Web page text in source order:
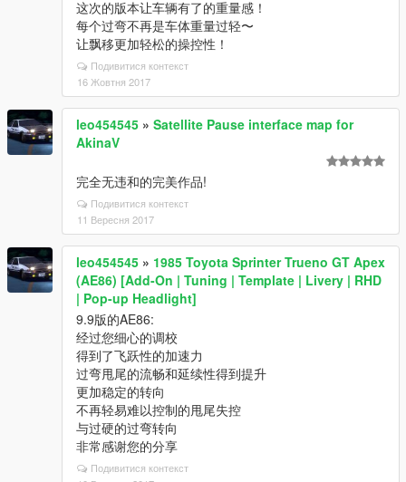
这次的版本让车辆有了的重量感！
每个过弯不再是车体重量过轻〜
让飘移更加轻松的操控性！
Подивитися контекст
16 Жовтня 2017
leo454545 » Satellite Pause interface map for
AkinaV
完全无违和的完美作品!
Подивитися контекст
11 Вересня 2017
leo454545 » 1985 Toyota Sprinter Trueno GT Apex
(AE86) [Add-On | Tuning | Template | Livery | RHD
| Pop-up Headlight]
9.9版的AE86:
经过您细心的调校
得到了飞跃性的加速力
过弯甩尾的流畅和延续性得到提升
更加稳定的转向
不再轻易难以控制的甩尾失控
与过硬的过弯转向
非常感谢您的分享
Подивитися контекст